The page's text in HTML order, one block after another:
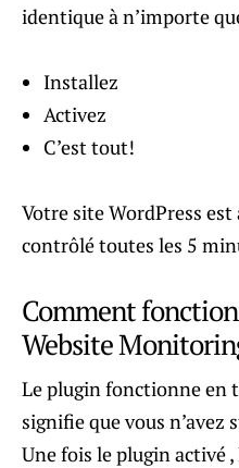
identique à n’importe
Installez
Activez
C’est tout!
Votre site WordPress
contrôlé toutes les 5
Comment
Website
Le plugin fonctionne en
signifie que vous
Une fois le plugin activé